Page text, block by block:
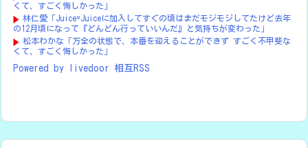
くて、すごく悔しかった」
林仁愛「Juice=Juiceに加入してすぐの頃はまだモジモジしてたけど去年
の12月頃になって『どんどん行っていいんだ』と気持ちが変わった」
松本わかな「万全の状態で、本番を迎えることができず すごく不甲斐な
くて、すごく悔しかった」
Powered by livedoor 相互RSS